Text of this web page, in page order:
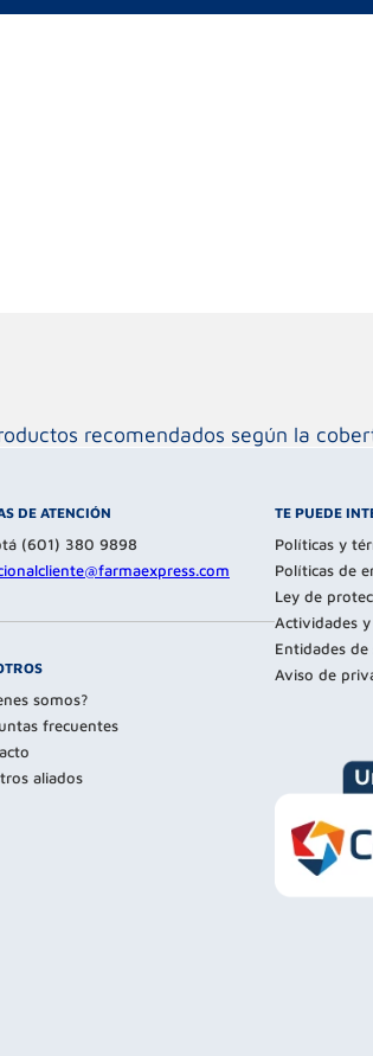
recomendados según la
DE ATENCIÓN
(601) 380 9898
somos?
frecuentes
aliados
TE PUEDE
Políticas y
Políticas de
Ley de
Actividades
Entidades de
Aviso de